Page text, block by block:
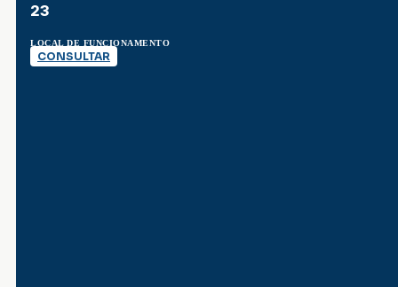
23
LOCAL DE FUNCIONAMENTO
CONSULTAR